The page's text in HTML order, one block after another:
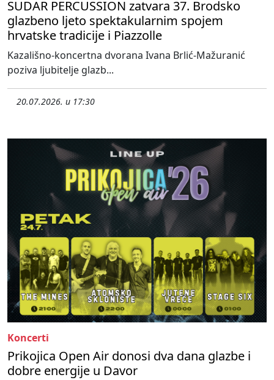
SUDAR PERCUSSION zatvara 37. Brodsko
glazbeno ljeto spektakularnim spojem
hrvatske tradicije i Piazzolle
Kazališno-koncertna dvorana Ivana Brlić-Mažuranić
poziva ljubitelje glazb...
20.07.2026. u 17:30
Koncerti
Prikojica Open Air donosi dva dana glazbe i
dobre energije u Davor